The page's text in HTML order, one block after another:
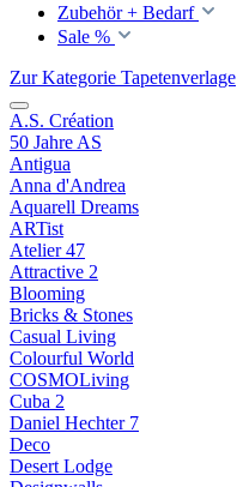
Zubehör + Bedarf
Sale %
Zur Kategorie Tapetenverlage
A.S. Création
50 Jahre AS
Antigua
Anna d'Andrea
Aquarell Dreams
ARTist
Atelier 47
Attractive 2
Blooming
Bricks & Stones
Casual Living
Colourful World
COSMOLiving
Cuba 2
Daniel Hechter 7
Deco
Desert Lodge